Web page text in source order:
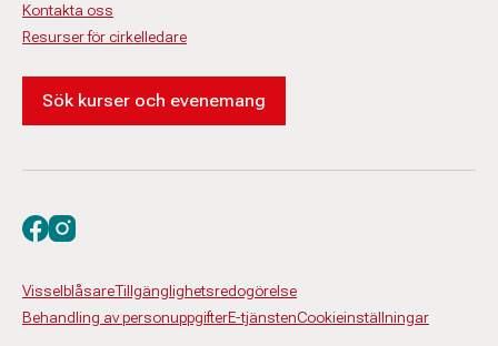
Kontakta oss
Resurser för cirkelledare
Sök kurser och evenemang
VisselblåsareTillgänglighetsredogörelse
Behandling av personuppgifterE-tjänstenCookieinställningar
Besök oss på facebook
Besök oss på instagram